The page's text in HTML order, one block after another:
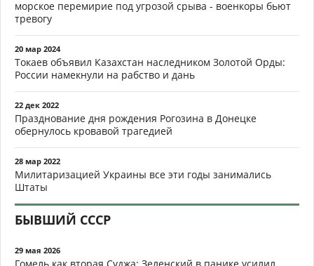
морское перемирие под угрозой срыва - военкоры бьют
тревогу
20 мар 2024
Токаев объявил Казахстан наследником Золотой Орды:
России намекнули на рабство и дань
22 дек 2022
Празднование дня рождения Рогозина в Донецке
обернулось кровавой трагедией
28 мар 2022
Милитаризацией Украины все эти годы занимались
Штаты
БЫВШИЙ СССР
29 мая 2026